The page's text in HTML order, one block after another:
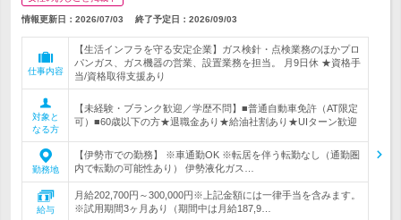
情報更新日：2026/07/03 終了予定日： 2026/09/03
仕事内容
【生活インフラを守る安定企業】ガス検針・点検業務のほかプロ
パンガス、ガス機器の営業、設置業務を担当。 月9日休 ★資格手
当/資格取得支援あり
対象と
なる方
【未経験・ブランク歓迎／学歴不問】■普通自動車免許（AT限定
可）■60歳以下の方★退職金あり★給油社割あり★UIターン歓迎
勤務地
【伊勢市での勤務】 ※車通勤OK ※転居を伴う転勤なし（通勤圏
内で転勤の可能性あり） 伊勢液化ガス…
給与
月給202,700円～300,000円※上記金額には一律手当を含みます。
※試用期間3ヶ月あり（期間中は月給187,9…